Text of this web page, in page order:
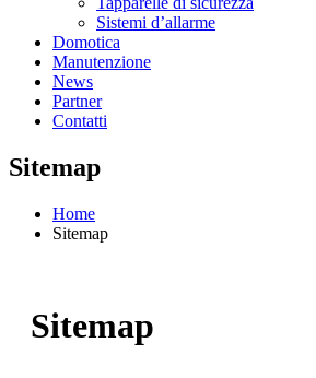
Sistemi d’allarme
Domotica
Manutenzione
News
Partner
Contatti
Sitemap
Home
Sitemap
Sitemap